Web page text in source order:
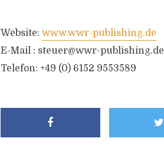
Website: www.wwr-publishing.de
E-Mail : steuer@wwr-publishing.de
Telefon: +49 (0) 6152 9553589